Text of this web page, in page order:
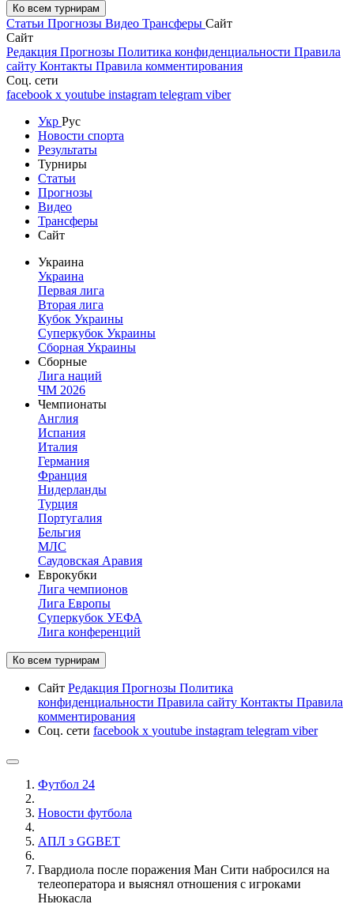
Ко всем турнирам
Статьи Прогнозы Видео Трансферы Сайт
Сайт
Редакция Прогнозы Политика конфиденциальности Правила
сайту Контакты Правила комментирования
Соц. сети
facebook x youtube instagram telegram viber
Укр Рус
Новости спорта
Результаты
Турниры
Статьи
Прогнозы
Видео
Трансферы
Сайт
Украина
Украина
Первая лига
Вторая лига
Кубок Украины
Суперкубок Украины
Сборная Украины
Сборные
Лига наций
ЧМ 2026
Чемпионаты
Англия
Испания
Италия
Германия
Франция
Нидерланды
Турция
Португалия
Бельгия
МЛС
Саудовская Аравия
Еврокубки
Лига чемпионов
Лига Европы
Суперкубок УЕФА
Лига конференций
Ко всем турнирам
Сайт Редакция Прогнозы Политика
конфиденциальности Правила сайту Контакты Правила
комментирования
Соц. сети facebook x youtube instagram telegram viber
Футбол 24
Новости футбола
АПЛ з GGBET
Гвардиола после поражения Ман Сити набросился на
телеоператора и выяснял отношения с игроками
Ньюкасла